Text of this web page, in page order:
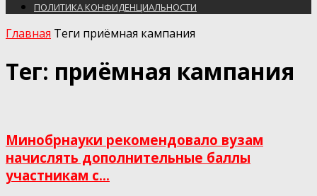
ПОЛИТИКА КОНФИДЕНЦИАЛЬНОСТИ
Главная Теги приёмная кампания
Тег: приёмная кампания
Минобрнауки рекомендовало вузам
начислять дополнительные баллы
участникам с...